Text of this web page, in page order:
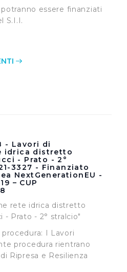
e l'accesso alle aree
manifestate
fornire funzionalità dei social
con i nostri partner. Tali
di analisi dei dati web,
potrebbero combinare le
raccolto dal suo utilizzo dei
l'Utente accetta di
sul dispositivo per le finalità
selezionando i
le terze parti destinatarie
sopra indicata.
essere finanziati
S.I.I.
- Lavori di
idrica distretto
- Prato - 2°
3327 - Finanziato
NextGenerationEU -
– CUP
rete idrica distretto
- Prato - 2° stralcio"
I Lavori
procedura rientrano
Ripresa e Resilienza